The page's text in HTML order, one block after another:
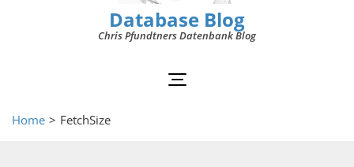
Database Blog
Chris Pfundtners Datenbank Blog
Home > FetchSize